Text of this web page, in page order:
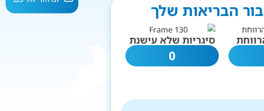
הבריאות שלך
סיגריות שלא עישנת
0